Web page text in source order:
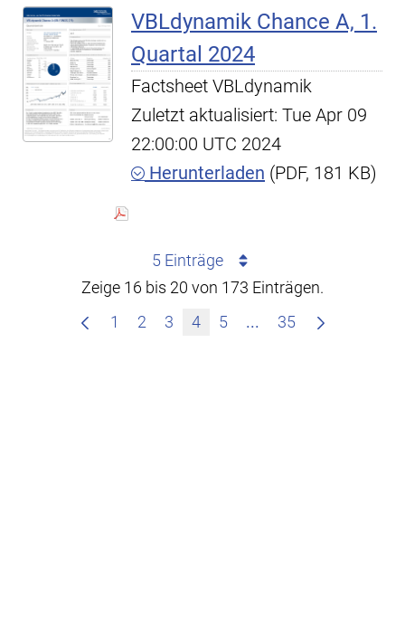
VBLdynamik Chance A, 1.
Quartal 2024
Factsheet VBLdynamik
Zuletzt aktualisiert: Tue Apr 09
22:00:00 UTC 2024
Herunterladen (PDF, 181 KB)
5 Einträge
Zeige 16 bis 20 von 173 Einträgen.
1
2 3 4 5 ... Zwischenseiten
35